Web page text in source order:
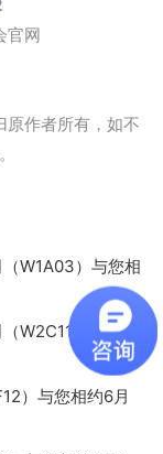
官网
原作者所有，如不
W1A03）与您相
W2C11）与您相
）与您相约6月